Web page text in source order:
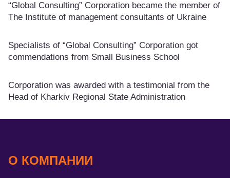
“Global Consulting” Corporation became the member of
The Institute of management consultants of Ukraine
Specialists of “Global Consulting” Corporation got
commendations from Small Business School
Corporation was awarded with a testimonial from the
Head of Kharkiv Regional State Administration
О КОМПАНИИ